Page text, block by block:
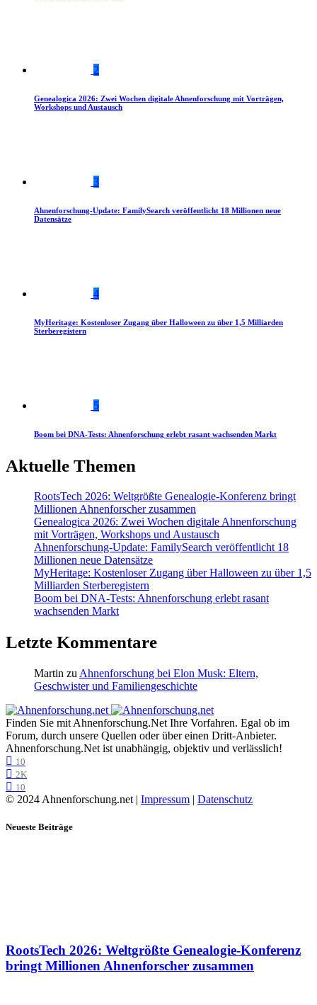
2
Genealogica 2026: Zwei Wochen digitale Ahnenforschung mit Vorträgen,
Workshops und Austausch
3
Ahnenforschung-Update: FamilySearch veröffentlicht 18 Millionen neue
Datensätze
4
MyHeritage: Kostenloser Zugang über Halloween zu über 1,5 Milliarden
Sterberegistern
5
Boom bei DNA-Tests: Ahnenforschung erlebt rasant wachsenden Markt
Aktuelle Themen
RootsTech 2026: Weltgrößte Genealogie-Konferenz bringt
Millionen Ahnenforscher zusammen
Genealogica 2026: Zwei Wochen digitale Ahnenforschung
mit Vorträgen, Workshops und Austausch
Ahnenforschung-Update: FamilySearch veröffentlicht 18
Millionen neue Datensätze
MyHeritage: Kostenloser Zugang über Halloween zu über 1,5
Milliarden Sterberegistern
Boom bei DNA-Tests: Ahnenforschung erlebt rasant
wachsenden Markt
Letzte Kommentare
Martin zu Ahnenforschung bei Elon Musk: Eltern,
Geschwister und Familiengeschichte
Finden Sie mit Ahnenforschung.Net Ihre Vorfahren. Egal ob im
Forum, durch unsere Quellen oder über einen Dritt-Anbieter.
Ahnenforschung.Net ist unabhängig, objektiv und verlässlich!
10
2K
10
© 2024 Ahnenforschung.net | Impressum | Datenschutz
Neueste Beiträge
RootsTech 2026: Weltgrößte Genealogie-Konferenz
bringt Millionen Ahnenforscher zusammen